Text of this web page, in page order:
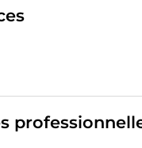
pour satisfaire à
Toujours